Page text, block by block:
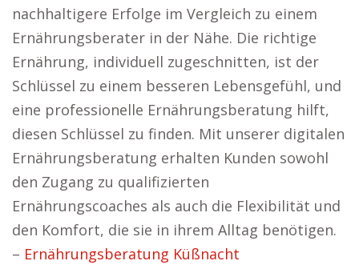
nachhaltigere Erfolge im Vergleich zu einem
Ernährungsberater in der Nähe. Die richtige
Ernährung, individuell zugeschnitten, ist der
Schlüssel zu einem besseren Lebensgefühl, und
eine professionelle Ernährungsberatung hilft,
diesen Schlüssel zu finden. Mit unserer digitalen
Ernährungsberatung erhalten Kunden sowohl
den Zugang zu qualifizierten
Ernährungscoaches als auch die Flexibilität und
den Komfort, die sie in ihrem Alltag benötigen.
– Ernährungsberatung Küßnacht